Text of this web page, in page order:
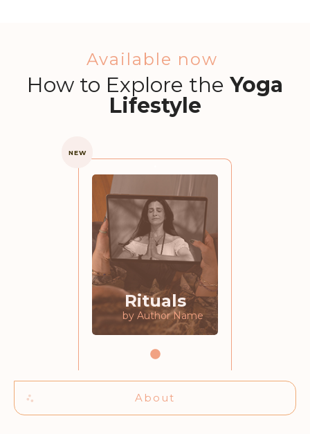
Available now
How to Explore the Yoga
Lifestyle
NEW
Rituals
by Author Name
About